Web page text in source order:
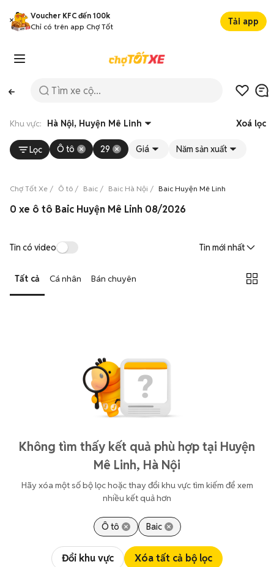
Voucher KFC đến 100k
Chỉ có trên app Chợ Tốt
Tải app
Khu vực: Hà Nội, Huyện Mê Linh Xoá lọc
Lọc Ô tô 29 Giá Năm sản xuất
Chợ Tốt Xe Ô tô Baic Baic Hà Nội Baic Huyện Mê Linh
0 xe ô tô Baic Huyện Mê Linh 08/2026
Tin có video Tin mới nhất
Tất cả Cá nhân Bán chuyên
Không tìm thấy kết quả phù hợp tại Huyện
Mê Linh, Hà Nội
Hãy xóa một số bộ lọc hoặc thay đổi khu vực tìm kiếm để xem
nhiều kết quả hơn
Ô tô Baic
Đổi khu vực Xóa tất cả bộ lọc